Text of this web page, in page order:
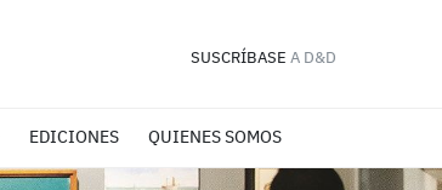
SUSCRÍBASE A D&D
EDICIONES QUIENES SOMOS